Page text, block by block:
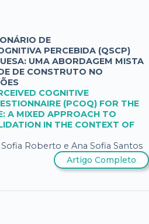
DE
PERCEBIDA (QSCP)
UMA ABORDAGEM MISTA
DE CONSTRUTO NO
COGNITIVE
(PCOQ) FOR THE
A MIXED APPROACH TO
IN THE CONTEXT OF
Roberto e Ana Sofia Santos
Artigo Completo